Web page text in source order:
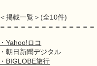
＜掲載一覧＞(全10件)
＝＝＝＝＝＝＝＝＝＝＝＝＝
・Yahoo!ロコ
・朝日新聞デジタル
・BIGLOBE旅行